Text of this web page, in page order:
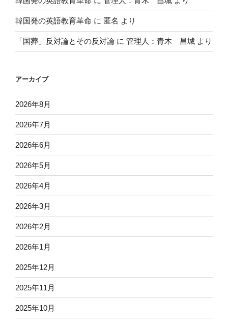
韓国発の英語教育革命 に 匿名 より
「国葬」反対論とその反対論 に 管理人：青木 昌城 より
アーカイブ
2026年8月
2026年7月
2026年6月
2026年5月
2026年4月
2026年3月
2026年2月
2026年1月
2025年12月
2025年11月
2025年10月